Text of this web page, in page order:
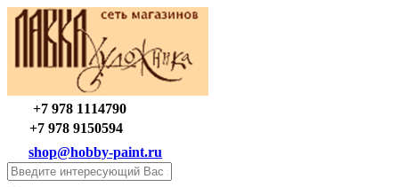
+7 978 1114790
+7 978 9150594
shop@hobby-paint.ru